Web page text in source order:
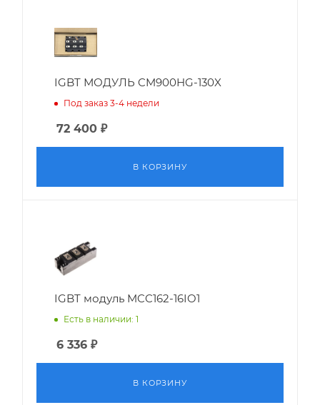
IGBT МОДУЛЬ CM900HG-130X
Под заказ 3-4 недели
72 400 ₽
В КОРЗИНУ
IGBT модуль MCC162-16IO1
Есть в наличии: 1
6 336 ₽
В КОРЗИНУ